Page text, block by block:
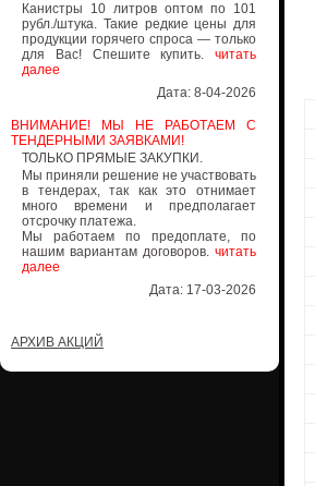
Канистры 10 литров оптом по 101
рубл./штука. Такие редкие цены для
продукции горячего спроса — только
для Вас! Спешите купить. читать
далее
Дата: 8-04-2026
ВНИМАНИЕ! МЫ НЕ РАБОТАЕМ С
ТЕНДЕРНЫМИ ЗАЯВКАМИ!
ТОЛЬКО ПРЯМЫЕ ЗАКУПКИ.
Мы приняли решение не участвовать
в тендерах, так как это отнимает
много времени и предполагает
отсрочку платежа.
Мы работаем по предоплате, по
нашим вариантам договоров. читать
далее
Дата: 17-03-2026
АРХИВ АКЦИЙ